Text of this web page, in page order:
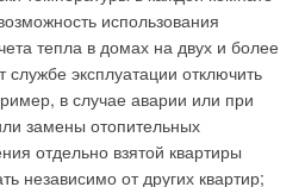
использования
тепла в домах на двух и более
службе эксплуатации отключить
в случае аварии или при
замены отопительных
отдельно взятой квартиры
независимо от других квартир;
уплотнителей
реактопластов,
используются другие
которые могут
шкафу управления.